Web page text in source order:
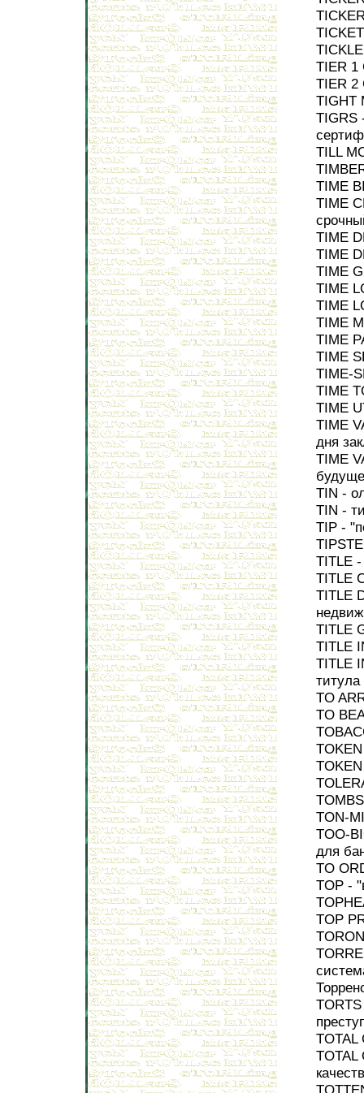
TIER 1
TIER 2
TIGHT
TIGRS
TILL
TIME
TIME
TIME
TIME
TIME
TIME
TIME
TIME
TIME
TIME
TIME-
TIME
TIME
TIME
дня
TIME
TIN -
TIN -
TIP -
TITLE
TITLE
TITLE
TITLE
TITLE
TITLE
титула
TO
TO
TON-
TOO-
для
TO
TOP -
TOP
TOTAL